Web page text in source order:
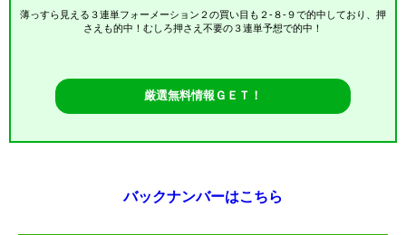
薄っすら見える３連単フォーメーション２の買い目も２-８-９で的中しており、押
さえも的中！むしろ押さえ不要の３連単予想で的中！
厳選無料情報ＧＥＴ！
バックナンバーはこちら